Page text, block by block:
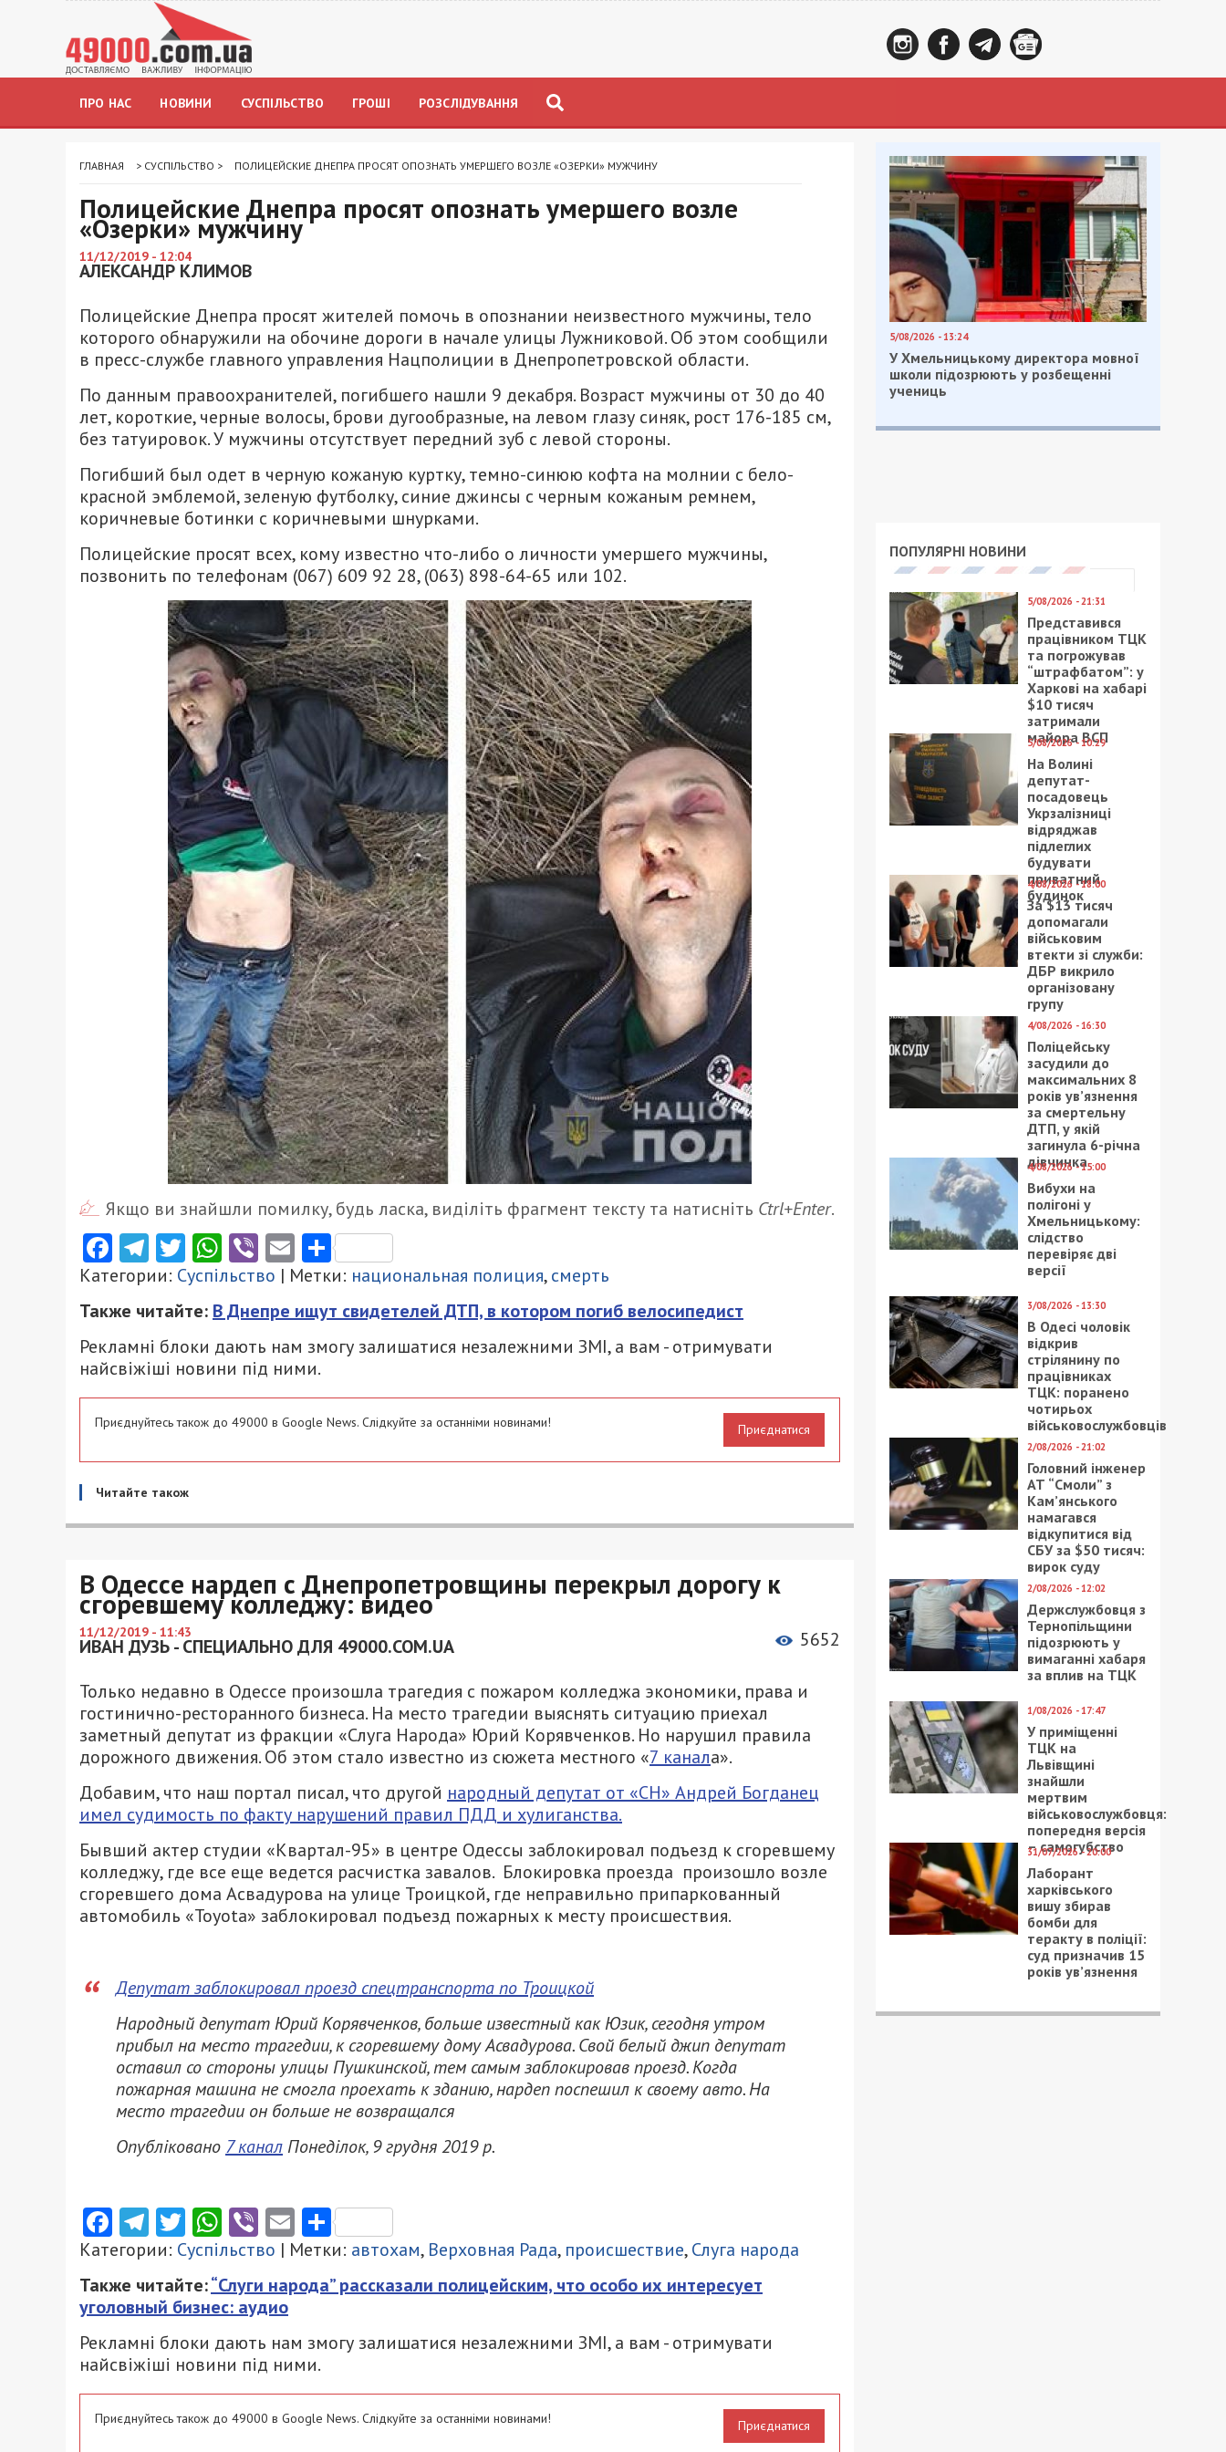
ПРО НАС НОВИНИ СУСПІЛЬСТВО ГРОШІ РОЗСЛІДУВАННЯ
ГЛАВНАЯ > СУСПІЛЬСТВО > ПОЛИЦЕЙСКИЕ ДНЕПРА ПРОСЯТ ОПОЗНАТЬ УМЕРШЕГО ВОЗЛЕ «ОЗЕРКИ» МУЖЧИНУ
Полицейские Днепра просят опознать умершего возле
«Озерки» мужчину
11/12/2019 - 12:04
АЛЕКСАНДР КЛИМОВ
Полицейские Днепра просят жителей помочь в опознании неизвестного мужчины, тело
которого обнаружили на обочине дороги в начале улицы Лужниковой. Об этом сообщили
в пресс-службе главного управления Нацполиции в Днепропетровской области.
По данным правоохранителей, погибшего нашли 9 декабря. Возраст мужчины от 30 до 40
лет, короткие, черные волосы, брови дугообразные, на левом глазу синяк, рост 176-185 см,
без татуировок. У мужчины отсутствует передний зуб с левой стороны.
Погибший был одет в черную кожаную куртку, темно-синюю кофта на молнии с бело-
красной эмблемой, зеленую футболку, синие джинсы с черным кожаным ремнем,
коричневые ботинки с коричневыми шнурками.
Полицейские просят всех, кому известно что-либо о личности умершего мужчины,
позвонить по телефонам (067) 609 92 28, (063) 898-64-65 или 102.
Якщо ви знайшли помилку, будь ласка, виділіть фрагмент тексту та натисніть Ctrl+Enter.
Facebook
Telegram
Twitter
WhatsApp
ViberEmailПоділитися
Категории: Суспільство | Метки: национальная полиция,смерть
Также читайте: В Днепре ищут свидетелей ДТП, в котором погиб велосипедист
Рекламні блоки дають нам змогу залишатися незалежними ЗМІ, а вам - отримувати
найсвіжіші новини під ними.
Приєднуйтесь також до 49000 в Google News. Слідкуйте за останніми новинами! Приєднатися
Читайте також
В Одессе нардеп с Днепропетровщины перекрыл дорогу к
сгоревшему колледжу: видео
11/12/2019 - 11:43
ИВАН ДУЗЬ - СПЕЦИАЛЬНО ДЛЯ 49000.COM.UA 5652
Только недавно в Одессе произошла трагедия с пожаром колледжа экономики, права и
гостинично-ресторанного бизнеса. На место трагедии выяснять ситуацию приехал
заметный депутат из фракции «Слуга Народа» Юрий Корявченков. Но нарушил правила
дорожного движения. Об этом стало известно из сюжета местного «7 канала».
Добавим, что наш портал писал, что другой народный депутат от «СН» Андрей Богданец
имел судимость по факту нарушений правил ПДД и хулиганства.
Бывший актер студии «Квартал-95» в центре Одессы заблокировал подъезд к сгоревшему
колледжу, где все еще ведется расчистка завалов. Блокировка проезда произошло возле
сгоревшего дома Асвадурова на улице Троицкой, где неправильно припаркованный
автомобиль «Toyota» заблокировал подъезд пожарных к месту происшествия.
Депутат заблокировал проезд спецтранспорта по Троицкой
Народный депутат Юрий Корявченков, больше известный как Юзик, сегодня утром
прибыл на место трагедии, к сгоревшему дому Асвадурова. Свой белый джип депутат
оставил со стороны улицы Пушкинской, тем самым заблокировав проезд. Когда
пожарная машина не смогла проехать к зданию, нардеп поспешил к своему авто. На
место трагедии он больше не возвращался
Опубліковано 7 канал Понеділок, 9 грудня 2019 р.
Facebook
Telegram
Twitter
WhatsApp
ViberEmailПоділитися
Категории: Суспільство | Метки: автохам, Верховная Рада, происшествие,Слуга народа
Также читайте:“Слуги народа” рассказали полицейским, что особо их интересует
уголовный бизнес: аудио
Рекламні блоки дають нам змогу залишатися незалежними ЗМІ, а вам - отримувати
найсвіжіші новини під ними.
Приєднуйтесь також до 49000 в Google News. Слідкуйте за останніми новинами! Приєднатися
5/08/2026 - 13:24
У Хмельницькому директора мовної
школи підозрюють у розбещенні
учениць
ПОПУЛЯРНІ НОВИНИ
5/08/2026 - 21:31
Представився
працівником ТЦК
та погрожував
“штрафбатом”: у
Харкові на хабарі
$10 тисяч
затримали
майора ВСП
5/08/2026 - 10:29
На Волині
депутат-
посадовець
Укрзалізниці
відряджав
підлеглих
будувати
приватний
будинок
4/08/2026 - 18:00
За $13 тисяч
допомагали
військовим
втекти зі служби:
ДБР викрило
організовану
групу
4/08/2026 - 16:30
Поліцейську
засудили до
максимальних 8
років ув’язнення
за смертельну
ДТП, у якій
загинула 6-річна
дівчинка
4/08/2026 - 15:00
Вибухи на
полігоні у
Хмельницькому:
слідство
перевіряє дві
версії
3/08/2026 - 13:30
В Одесі чоловік
відкрив
стрілянину по
працівниках
ТЦК: поранено
чотирьох
військовослужбовців
2/08/2026 - 21:02
Головний інженер
АТ “Смоли” з
Кам’янського
намагався
відкупитися від
СБУ за $50 тисяч:
вирок суду
2/08/2026 - 12:02
Держслужбовця з
Тернопільщини
підозрюють у
вимаганні хабаря
за вплив на ТЦК
1/08/2026 - 17:47
У приміщенні
ТЦК на
Львівщині
знайшли
мертвим
військовослужбовця:
попередня версія
– самогубство
31/07/2026 - 20:00
Лаборант
харківського
вишу збирав
бомби для
теракту в поліції:
суд призначив 15
років ув’язнення